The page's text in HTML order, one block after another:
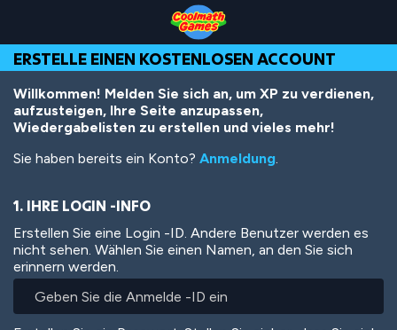
Top
of
Page
Navigation
Main
Content
Footer
Inhalt
ERSTELLE EINEN KOSTENLOSEN ACCOUNT
Willkommen! Melden Sie sich an, um XP zu verdienen,
aufzusteigen, Ihre Seite anzupassen,
Wiedergabelisten zu erstellen und vieles mehr!
Sie haben bereits ein Konto? Anmeldung.
1. IHRE LOGIN -INFO
Erstellen Sie eine Login -ID. Andere Benutzer werden es
nicht sehen. Wählen Sie einen Namen, an den Sie sich
erinnern werden.